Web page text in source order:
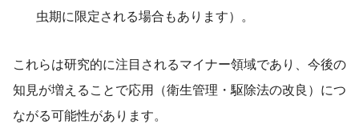
虫期に限定される場合もあります）。
これらは研究的に注目されるマイナー領域であり、今後の
知見が増えることで応用（衛生管理・駆除法の改良）につ
ながる可能性があります。